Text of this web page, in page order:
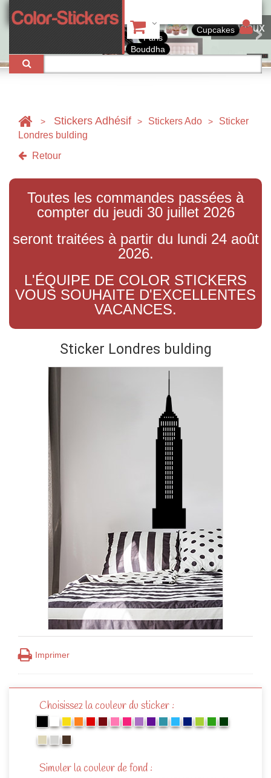
Tableaux
Bouddha
Paris
Cupcakes
> Stickers Adhésif > Stickers Ado >
Sticker
Londres bulding
Retour
Toutes les commandes passées à
compter du jeudi 30 juillet 2026
seront traitées à partir du lundi 24 août
2026.
L'ÉQUIPE DE COLOR STICKERS
VOUS SOUHAITE D'EXCELLENTES
VACANCES.
Sticker Londres bulding
Imprimer
Choisissez la couleur du sticker :
Simuler la couleur de fond :